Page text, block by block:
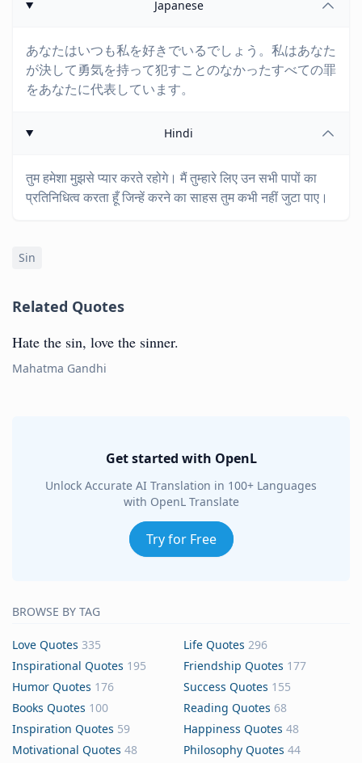
Japanese
あなたはいつも私を好きでいるでしょう。私はあなた
が決して勇気を持って犯すことのなかったすべての罪
をあなたに代表しています。
Hindi
तुम हमेशा मुझसे प्यार करते रहोगे। मैं तुम्हारे लिए उन सभी पापों का
प्रतिनिधित्व करता हूँ जिन्हें करने का साहस तुम कभी नहीं जुटा पाए।
Sin
Related Quotes
Hate the sin, love the sinner.
Mahatma Gandhi
Get started with OpenL
Unlock Accurate AI Translation in 100+ Languages
with OpenL Translate
Try for Free
BROWSE BY TAG
Love Quotes 335 Life Quotes 296
Inspirational Quotes 195 Friendship Quotes 177
Humor Quotes 176 Success Quotes 155
Books Quotes 100 Reading Quotes 68
Inspiration Quotes 59 Happiness Quotes 48
Motivational Quotes 48 Philosophy Quotes 44